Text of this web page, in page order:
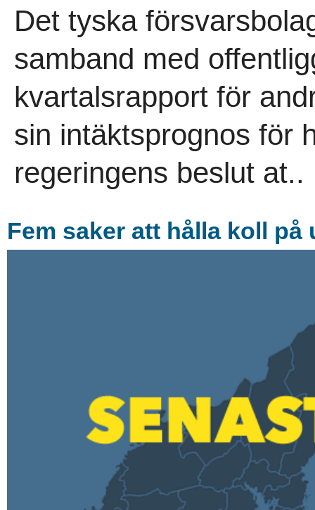
Det tyska
samband med
kvartalsrapport för
sin intäktsprognos för
regeringens beslut at..
Fem saker att hålla koll